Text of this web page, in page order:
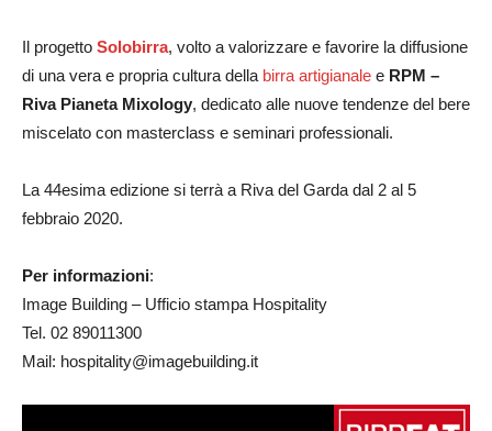
Il progetto Solobirra, volto a valorizzare e favorire la diffusione
di una vera e propria cultura della birra artigianale e RPM –
Riva Pianeta Mixology, dedicato alle nuove tendenze del bere
miscelato con masterclass e seminari professionali.
La 44esima edizione si terrà a Riva del Garda dal 2 al 5
febbraio 2020.
Per informazioni:
Image Building – Ufficio stampa Hospitality
Tel. 02 89011300
Mail: hospitality@imagebuilding.it